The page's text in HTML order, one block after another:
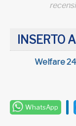
INSERTO
Welfare 24
WhatsApp